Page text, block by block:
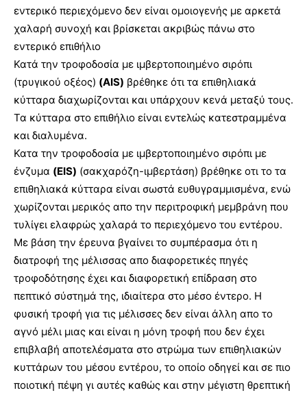
εντερικό περιεχόμενο δεν είναι ομοιογενής με αρκετά
χαλαρή συνοχή και βρίσκεται ακριβώς πάνω στο
εντερικό επιθήλιο
Κατά την τροφοδοσία με ιμβερτοποιημένο σιρόπι
(τρυγικού οξέος) (AIS) βρέθηκε ότι τα επιθηλιακά
κύτταρα διαχωρίζονται και υπάρχουν κενά μεταξύ τους.
Τα κύτταρα στο επιθήλιο είναι εντελώς κατεστραμμένα
και διαλυμένα.
Κατα την τροφοδοσία με ιμβερτοποιημένο σιρόπι με
ένζυμα (EIS) (σακχαρόζη-ιμβερτάση) βρέθηκε οτι το τα
επιθηλιακά κύτταρα είναι σωστά ευθυγραμμισμένα, ενώ
χωρίζονται μερικός απο την περιτροφική μεμβράνη που
τυλίγει ελαφρώς χαλαρά το περιεχόμενο του εντέρου.
Με βάση την έρευνα βγαίνει το συμπέρασμα ότι η
διατροφή της μέλισσας απο διαφορετικές πηγές
τροφοδότησης έχει και διαφορετική επίδραση στο
πεπτικό σύστημά της, ιδιαίτερα στο μέσο έντερο. Η
φυσική τροφή για τις μέλισσες δεν είναι άλλη απο το
αγνό μέλι μιας και είναι η μόνη τροφή που δεν έχει
επιβλαβή αποτελέσματα στο στρώμα των επιθηλιακών
κυττάρων του μέσου εντέρου, το οποίο οδηγεί και σε πιο
ποιοτική πέψη γι αυτές καθώς και στην μέγιστη θρεπτική